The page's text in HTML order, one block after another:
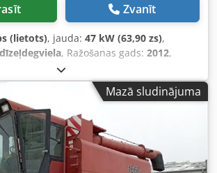
Zvanīt
(lietots), jauda: 47 kW (63,90 zs),
dīzeļdegviela, Ražošanas gads: 2012,
Mazā sludinājuma